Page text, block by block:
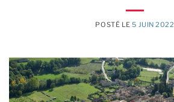
POSTÉ LE5 JUIN 2022